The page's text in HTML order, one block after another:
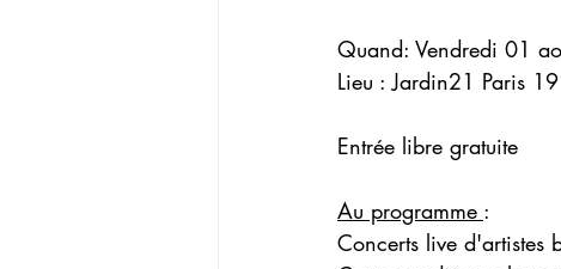
Quand: Vendredi 01
Lieu : Jardin21 Paris 19
Entrée libre gratuite
Au programme :
Concerts live d'artistes